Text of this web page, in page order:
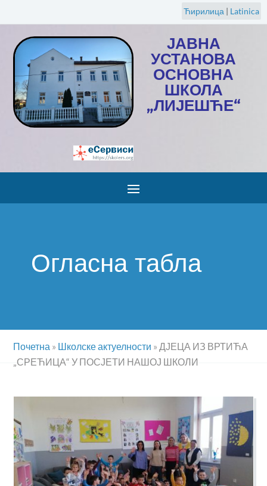
Ћирилица | Latinica
ЈАВНА
УСТАНОВА
ОСНОВНА
ШКОЛА
„ЛИЈЕШЋЕ“
Огласна табла
Почетна » Школске актуелности »ДЈЕЦА ИЗ ВРТИЋА
„СРЕЋИЦА“ У ПОСЈЕТИ НАШОЈ ШКОЛИ